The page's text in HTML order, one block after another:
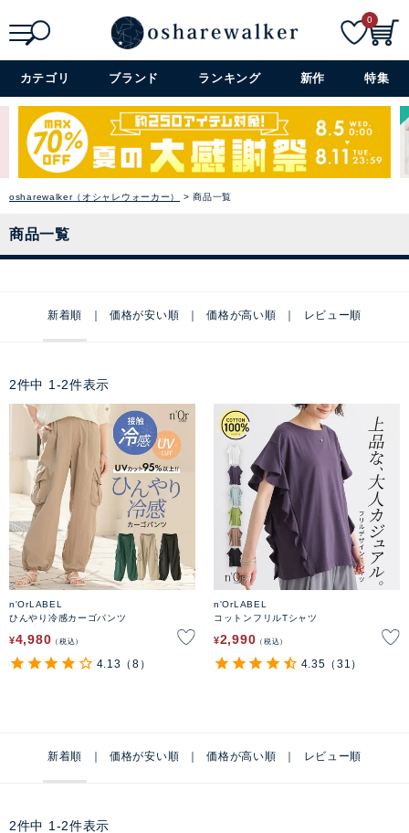
詳細検索+
0
カテゴリ ブランド ランキング 新作 特集
osharewalker（オシャレウォーカー） 商品一覧
商品一覧
新着順 価格が安い順 価格が高い順 レビュー順
2件中 1 -2件表示
n'OrLABEL
ひんやり冷感カーゴパンツ
¥4,980 税込
4.13 （8）
n'OrLABEL
コットンフリルTシャツ
¥2,990 税込
4.35 （31）
新着順 価格が安い順 価格が高い順 レビュー順
2件中 1 -2件表示